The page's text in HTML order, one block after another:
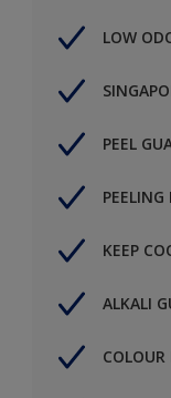
LOW
PEEL
PEELING
KEEP
ALKALI
COLOUR